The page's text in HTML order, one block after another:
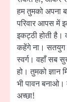
हम तुमको अपना
परिवार आपस में
इकट्ठी होती है।
कहेंगे ना। सतयुग
स्वर्ग। वहाँ सब
हो। तुमको ज्ञान
भी पावन बनाओ।
अच्छा!